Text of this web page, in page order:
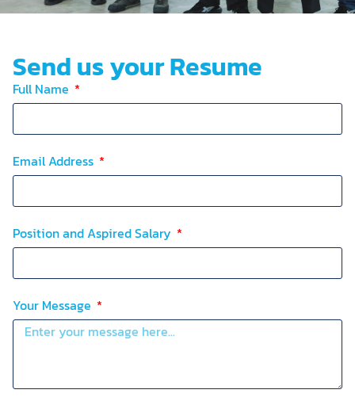
Send us your Resume
Full Name
Email Address
Position and Aspired Salary
Your Message